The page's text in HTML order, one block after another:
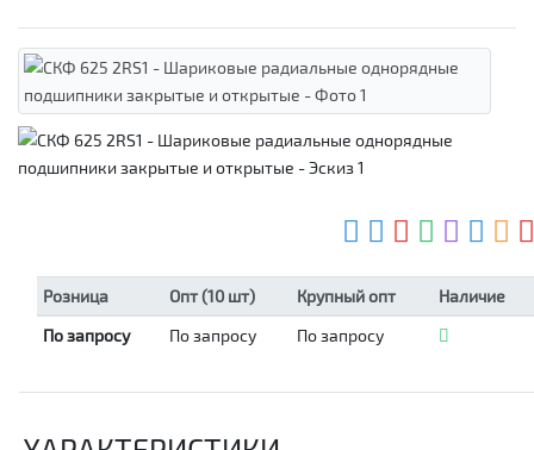
Розница Опт (10 шт) Крупный опт
Наличие
По запросу
По запросу По запросу